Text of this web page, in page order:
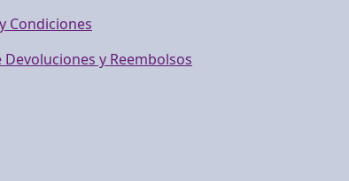
Condiciones
Devoluciones y Reembolsos